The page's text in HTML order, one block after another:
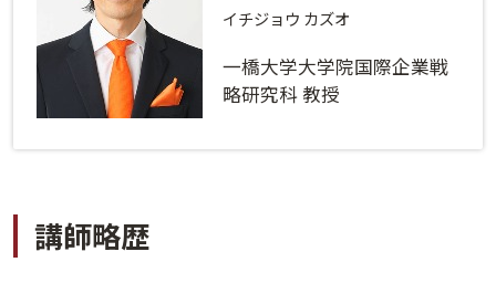
ログインする
プライバシーポリシー に同意の上ご利用ください。
初めてご利用になる方
イチジョウ カズオ
一橋大学大学院国際企業戦
略研究科 教授
講師略歴
活用方法
資料請求
ご利用ガイド